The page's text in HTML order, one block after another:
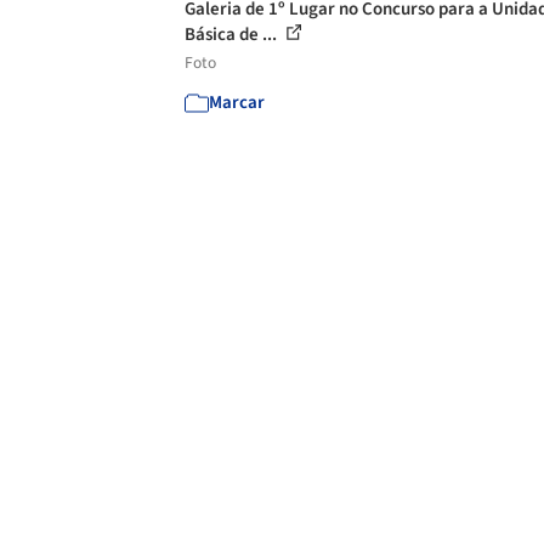
Galeria de 1º Lugar no Concurso para a
Básica de ...
Foto
Marcar